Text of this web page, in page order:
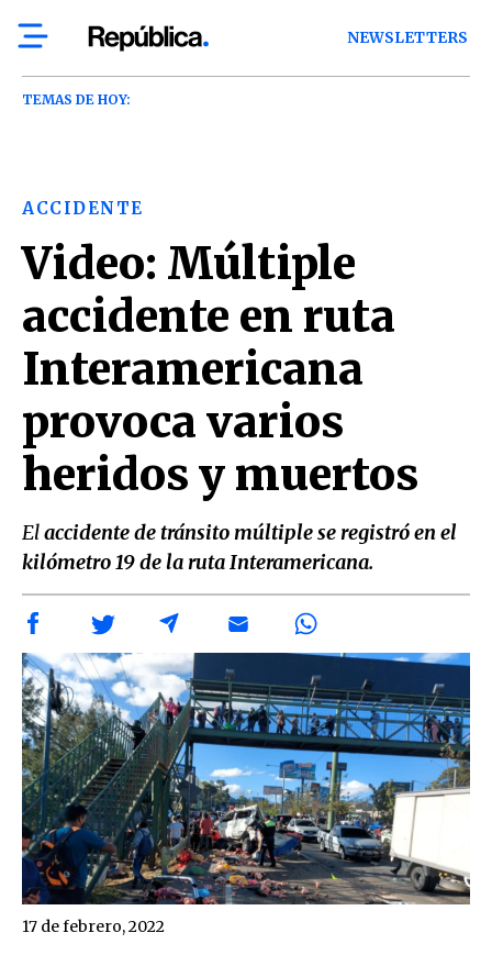
NEWSLETTERS
TEMAS DE HOY:
ACCIDENTE
Video: Múltiple
accidente en ruta
Interamericana
provoca varios
heridos y muertos
Elaccidente de tránsito múltiple se registró en el
kilómetro 19 de la ruta Interamericana.
17 de febrero, 2022